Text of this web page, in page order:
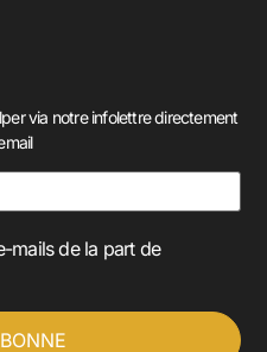
via notre infolettre directement
mails de la part de